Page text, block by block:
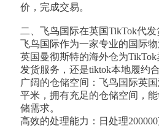
价，完成交易。
二、飞鸟国际在英国TikTok代
飞鸟国际作为一家专业的国际
英国曼彻斯特的海外仓为
发货服务，还是tiktok本地履约合
广阔的仓储空间：飞鸟国际英
平米，拥有充足的仓储空间，
储需求。
高效的处理能力：日处理